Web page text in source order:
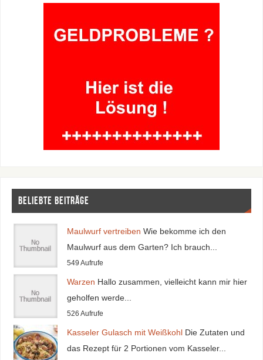
Beliebte Beiträge
Maulwurf vertreiben Wie bekomme ich den
Maulwurf aus dem Garten? Ich brauch...
549 Aufrufe
Warzen Hallo zusammen, vielleicht kann mir hier
geholfen werde...
526 Aufrufe
Kasseler Gulasch mit Weißkohl Die Zutaten und
das Rezept für 2 Portionen vom Kasseler...